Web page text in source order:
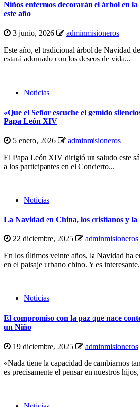
Niños enfermos decorarán el árbol en la
este año
3 junio, 2026
adminmisioneros
Este año, el tradicional árbol de Navidad
estará adornado con los deseos de vida...
Noticias
«Que el Señor escuche el gemido
Papa León XIV
5 enero, 2026
adminmisioneros
El Papa León XIV dirigió un saludo este
a los participantes en el Concierto...
Noticias
La Navidad en China, los cristianos y la
22 diciembre, 2025
adminmisioneros
En los últimos veinte años, la Navidad ha
en el paisaje urbano chino. Y es
Noticias
El compromiso con la paz que nace
un Niño
19 diciembre, 2025
adminmisioneros
«Nada tiene la capacidad de cambiarnos
es precisamente el pensar en nuestros hijos,